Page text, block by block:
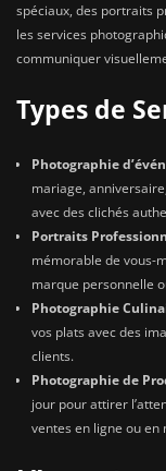
spéciaux, des portraits
les services
communiquer
Types de
Photographie
mariage,
avec des clichés
Portraits
mémorable de vous-
marque personnelle
Photographie
vos plats avec des
clients.
Photographie de
jour pour attirer
ventes en ligne ou en